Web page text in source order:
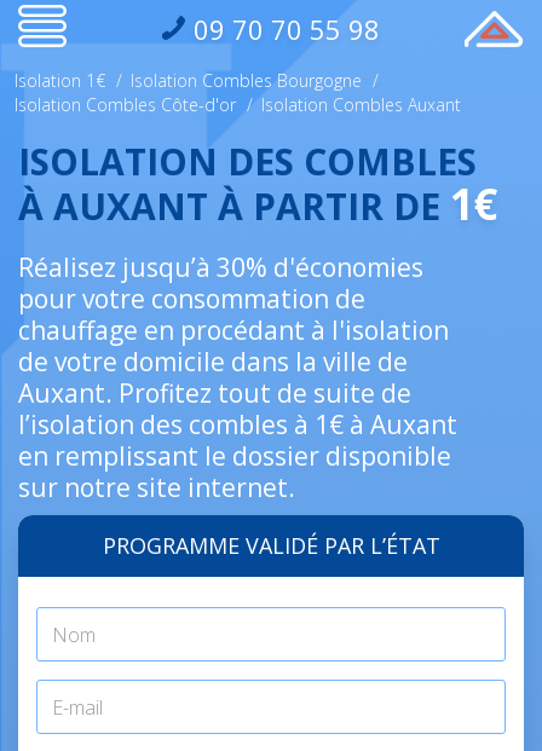
09 70 70 55 98
Isolation 1€ / Isolation Combles Bourgogne /
Isolation Combles Côte-d'or / Isolation Combles Auxant
ISOLATION DES COMBLES
À AUXANT À PARTIR DE 1€
Réalisez jusqu’à 30% d'économies
pour votre consommation de
chauffage en procédant à l'isolation
de votre domicile dans la ville de
Auxant. Profitez tout de suite de
l’isolation des combles à 1€ à Auxant
en remplissant le dossier disponible
sur notre site internet.
PROGRAMME VALIDÉ PAR L’ÉTAT